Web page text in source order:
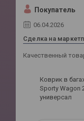
Покупатель
06.04.2026
Сделка на
Качественный
Коврик в
Sporty Wagon
универсал